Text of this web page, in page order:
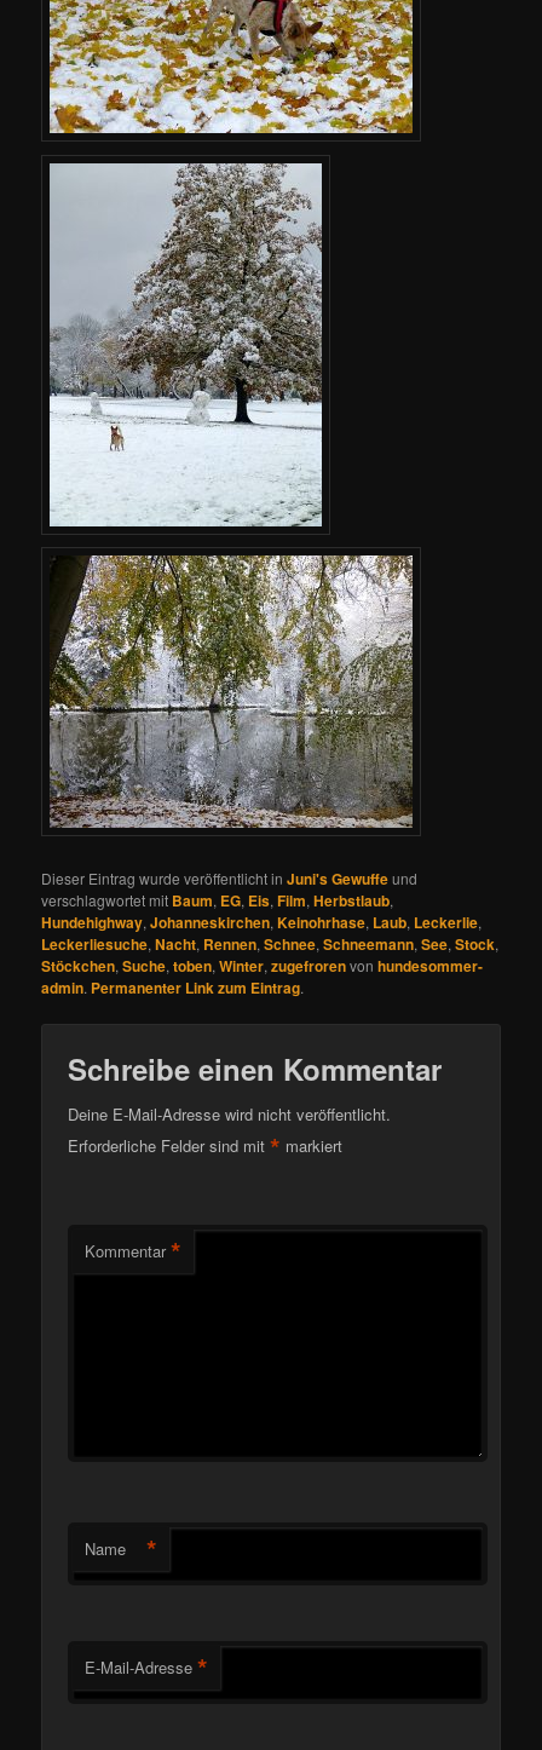
Dieser Eintrag wurde veröffentlicht inJuni's Gewuffeund
verschlagwortet mit Baum, EG, Eis,Film,Herbstlaub,
Hundehighway,Johanneskirchen,Keinohrhase, Laub, Leckerlie,
Leckerliesuche,Nacht, Rennen,Schnee,Schneemann,See,Stock,
Stöckchen,Suche,toben,Winter,zugefrorenvonhundesommer-
admin. Permanenter Link zum Eintrag.
Schreibe einen Kommentar
Deine E-Mail-Adresse wird nicht veröffentlicht.
Erforderliche Felder sind mit* markiert
Kommentar *
Name *
E-Mail-Adresse *